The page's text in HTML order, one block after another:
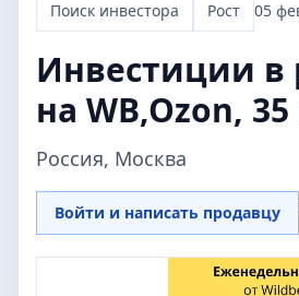
Поиск инвестора Рост 05
Инвестиции
на WB,Ozon,
Россия, Москва
Войти и написать продавцу